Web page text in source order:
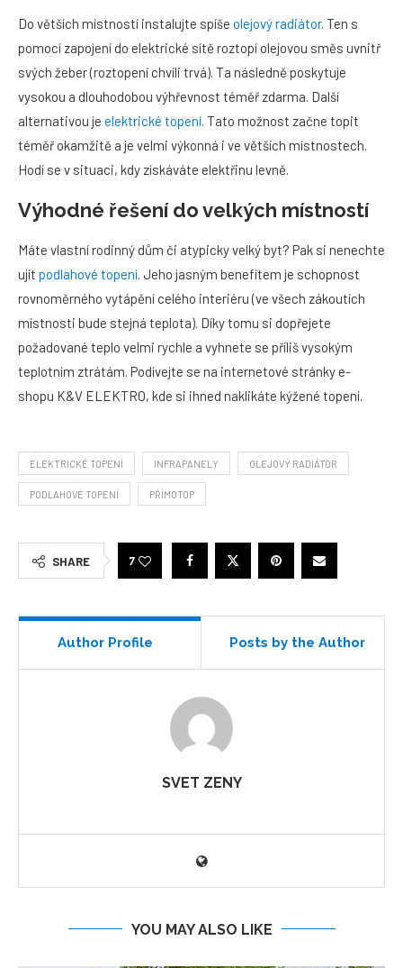
Do větších místností instalujte spíše olejový radiátor. Ten s
pomocí zapojení do elektrické sítě roztopí olejovou směs uvnitř
svých žeber (roztopení chvíli trvá). Ta následně poskytuje
vysokou a dlouhodobou výhřevnost téměř zdarma. Další
alternativou je elektrické topení . Tato možnost začne topit
téměř okamžitě a je velmi výkonná i ve větších místnostech.
Hodí se v situaci, kdy získáváte elektřinu levně.
Výhodné řešení do velkých místností
Máte vlastní rodinný dům či atypicky velký byt? Pak si nenechte
ujít podlahové topení . Jeho jasným benefitem je schopnost
rovnoměrného vytápění celého interiéru (ve všech zákoutích
místnosti bude stejná teplota). Díky tomu si dopřejete
požadované teplo velmi rychle a vyhnete se příliš vysokým
teplotním ztrátám. Podívejte se na internetové stránky e-
shopu K&V ELEKTRO, kde si ihned naklikáte kýžené topení.
ELEKTRICKÉ TOPENÍ INFRAPANELY OLEJOVÝ RADIÁTOR
PODLAHOVÉ TOPENÍ PŘÍMOTOP
SHARE 7
Author Profile Posts by the Author
SVET ZENY
YOU MAY ALSO LIKE